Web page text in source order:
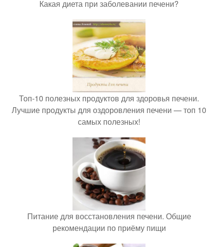
Какая диета при заболевании печени?
Топ-10 полезных продуктов для здоровья печени.
Лучшие продукты для оздоровления печени — топ 10
самых полезных!
Питание для восстановления печени. Общие
рекомендации по приёму пищи